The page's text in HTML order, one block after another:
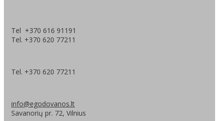
Tel +370 616 91191
Tel. +370 620 77211
Tel. +370 620 77211
info@egodovanos.lt
Savanorių pr. 72, Vilnius